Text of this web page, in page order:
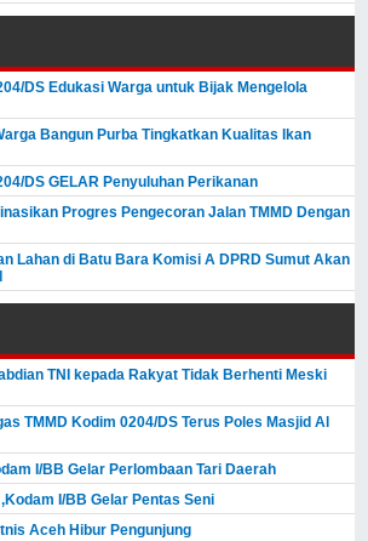
DS Edukasi Warga untuk Bijak Mengelola
Bangun Purba Tingkatkan Kualitas Ikan
DS GELAR Penyuluhan Perikanan
Progres Pengecoran Jalan TMMD Dengan
Lahan di Batu Bara Komisi A DPRD Sumut Akan
TNI kepada Rakyat Tidak Berhenti Meski
TMMD Kodim 0204/DS Terus Poles Masjid Al
I/BB Gelar Perlombaan Tari Daerah
I/BB Gelar Pentas Seni
Aceh Hibur Pengunjung